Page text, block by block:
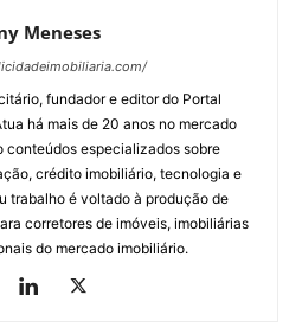
Meneses
fundador e editor do Portal
há mais de 20 anos no mercado
conteúdos especializados sobre
crédito imobiliário, tecnologia e
trabalho é voltado à produção de
corretores de imóveis, imobiliárias
do mercado imobiliário.